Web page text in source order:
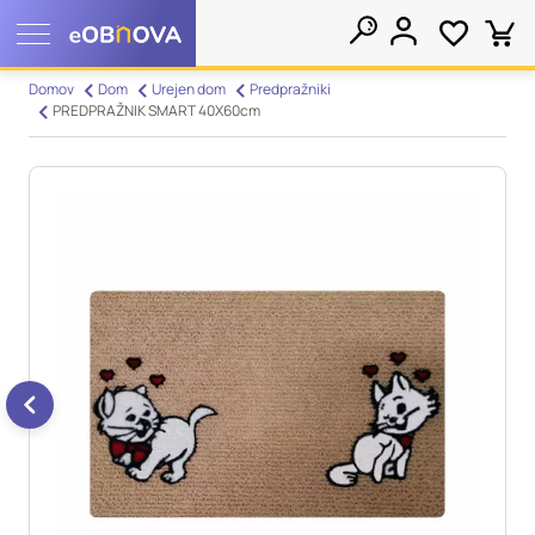
Domov Dom Urejen dom
Predpražniki
PREDPRAŽNIK SMART 40X60cm
Nastavitve piškotkov
deluje v skladu z vašimi pričakovanji. Te informacije običajno
ne razkrivajo neposredno vaše identitete, vendar vam lahko
zagotovijo bolj prilagojeno spletno uporabniško izkušnjo.
Nekatere vrste piškotkov lahko zavrnete. Klikajte različna
imena kategorij, da si ogledate več informacij in spremenite
privzete nastavitve. Blokiranje določenih vrst piškotkov vpliva
na vašo uporabo tega spletnega mesta in naše storitve.
informacij
Obvezni piškotki